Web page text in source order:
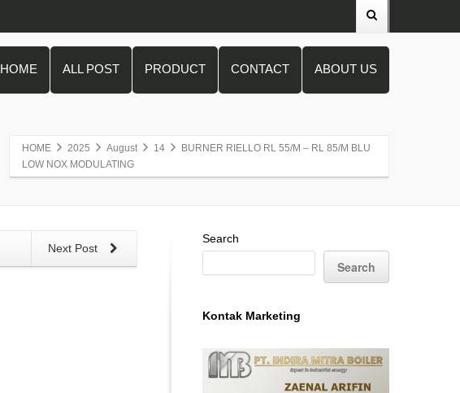
HOME ALL POST PRODUCT CONTACT ABOUT US
HOME 2025 August 14
BURNER RIELLO RL 55/M – RL 85/M BLU
LOW NOX MODULATING
Next Post
Search
Search
Kontak Marketing